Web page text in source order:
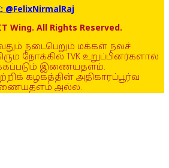
@FelixNirmalRaj
Wing. All Rights Reserved.
நடைபெறும் மக்கள் நலச்
நோக்கில் TVK உறுப்பினர்களால்
இணையதளம்.
கழகத்தின் அதிகாரப்பூர்வ
அல்ல.